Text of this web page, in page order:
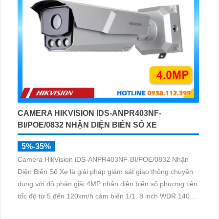
CAMERA HIKVISION IDS-ANPR403NF-
BI/POE/0832 NHẬN DIỆN BIỂN SỐ XE
5%-35%
Camera HikVision iDS-ANPR403NF-BI/POE/0832 Nhận
Diện Biển Số Xe là giải pháp giám sát giao thông chuyên
dụng với độ phân giải 4MP nhận diện biển số phương tiện
tốc độ từ 5 đến 120km/h cảm biến 1/1. 8 inch WDR 140dB